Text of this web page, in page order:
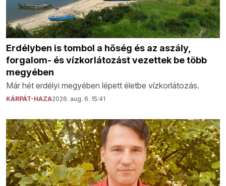
Erdélyben is tombol a hőség és az aszály,
forgalom- és vízkorlátozást vezettek be több
megyében
Már hét erdélyi megyében lépett életbe vízkorlátozás.
KÁRPÁT-HAZA2026. aug. 6. 15:41